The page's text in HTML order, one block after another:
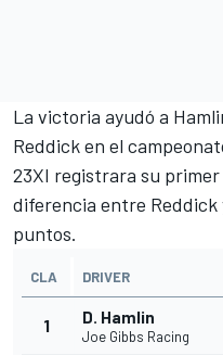
La victoria ayudó a
Reddick en el
23XI registrara su
diferencia entre Reddick
puntos.
CLA DRIVER
1 D. Hamlin
Joe Gibbs Racing